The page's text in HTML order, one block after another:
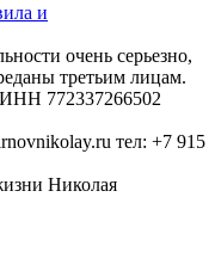
и
очень серьезно,
третьим лицам.
772337266502
тел: +7 915
Николая